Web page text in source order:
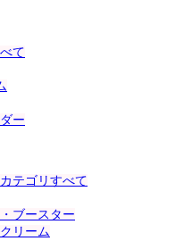
て
ー
テゴリすべて
ブースター
リーム